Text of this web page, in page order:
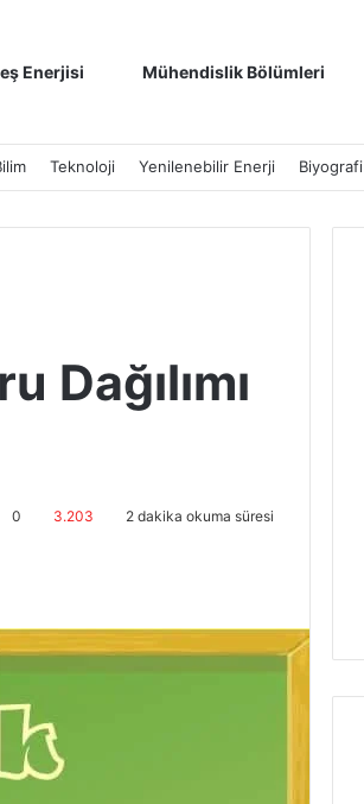
Enerjisi Mühendislik Bölümleri
Teknoloji Yenilenebilir Enerji Biyografi
Dağılımı
0 3.203 2 dakika okuma süresi